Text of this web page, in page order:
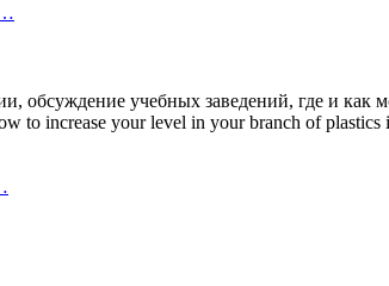
обсуждение учебных заведений, где и
to increase your level in your branch of plastics